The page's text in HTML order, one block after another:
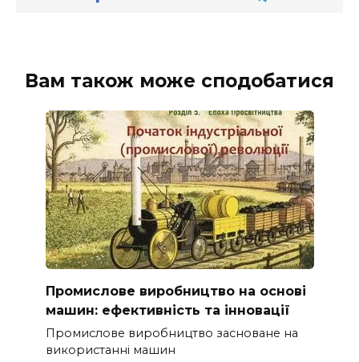
Вам також може сподобатися
Промислове виробництво на основі
машин: ефективність та інновації
Промислове виробництво засноване на
використанні машин